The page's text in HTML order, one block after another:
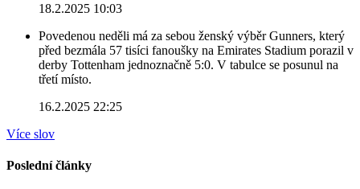
18.2.2025 10:03
Povedenou neděli má za sebou ženský výběr Gunners, který
před bezmála 57 tisíci fanoušky na Emirates Stadium porazil v
derby Tottenham jednoznačně 5:0. V tabulce se posunul na
třetí místo.
16.2.2025 22:25
Více slov
Poslední články